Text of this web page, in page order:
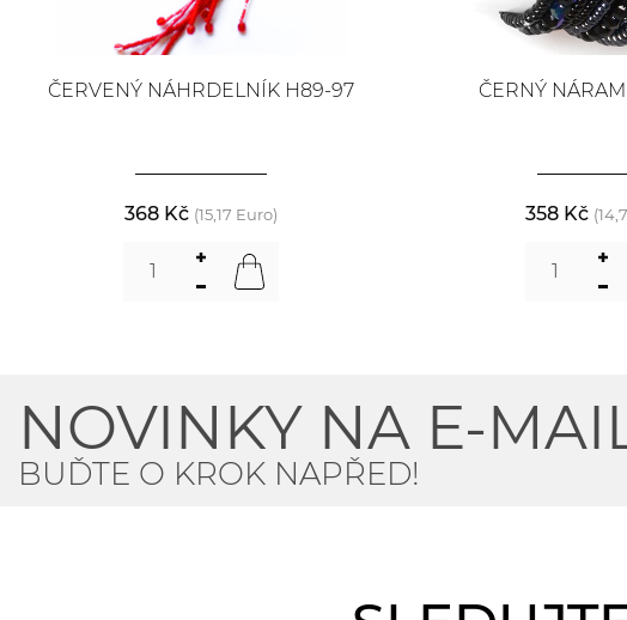
ČERVENÝ NÁHRDELNÍK H89-97
368 Kč (15,17 Euro)
ČERNÝ
358 Kč
NOVINKY NA E-
BUĎTE O KROK NAPŘED!